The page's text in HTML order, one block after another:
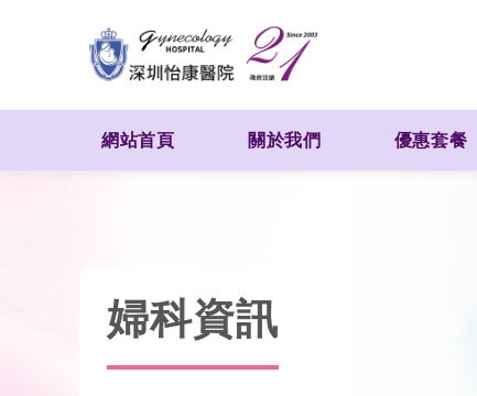
網站首頁 關於我們 優惠套餐
婦科資訊